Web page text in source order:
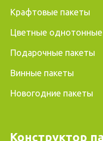
Крафтовые пакеты
Цветные однотонные
Подарочные пакеты
Винные пакеты
Новогодние пакеты
Конструктор